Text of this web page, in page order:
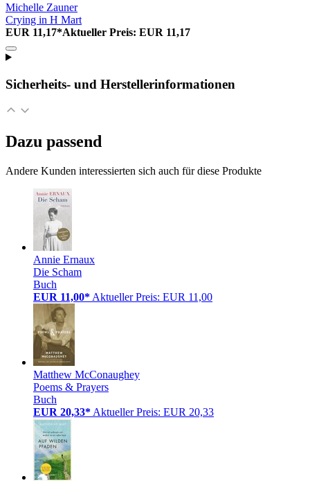
Michelle Zauner
Crying in H Mart
EUR 11,17*Aktueller Preis: EUR 11,17
Sicherheits- und Herstellerinformationen
Dazu passend
Andere Kunden interessierten sich auch für diese Produkte
Annie Ernaux
Die Scham
Buch
EUR 11,00* Aktueller Preis: EUR 11,00
Matthew McConaughey
Poems & Prayers
Buch
EUR 20,33* Aktueller Preis: EUR 20,33